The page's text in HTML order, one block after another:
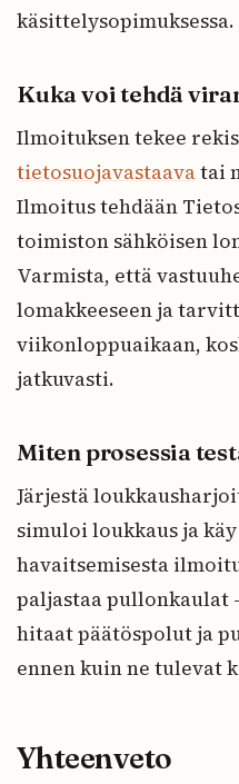
käsittelysopimuksessa.
Kuka voi tehdä
Ilmoituksen tekee
tietosuojavastaavatai
Ilmoitus tehdään
toimiston sähköisen
Varmista, että
lomakkeeseen ja
viikonloppuaikaan,
jatkuvasti.
Miten prosessia
Järjestä
simuloi loukkaus ja
havaitsemisesta
paljastaa pullonkaulat
hitaat päätöspolut ja
ennen kuin ne tulevat
Yhteenveto